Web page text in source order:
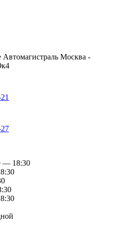
Автомагистраль Москва -
— 18:30